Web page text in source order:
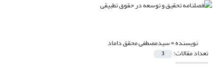
نویسنده =سیدمصطفی محقق داماد
تعداد مقالات: 3